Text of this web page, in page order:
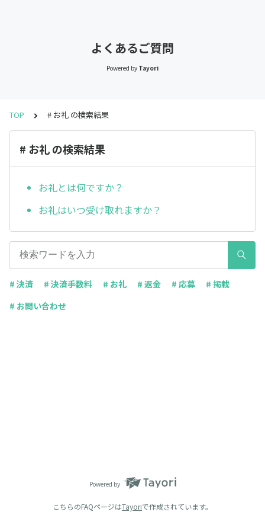
よくあるご質問
Powered by Tayori
TOP # お礼 の検索結果
# お礼 の検索結果
お礼とは何ですか？
お礼はいつ受け取れますか？
# 決済 # 決済手数料 # お礼 # 返金 # 応募
# 掲載
# お問い合わせ
Powered by
こちらのFAQページはTayoriで作成されています。